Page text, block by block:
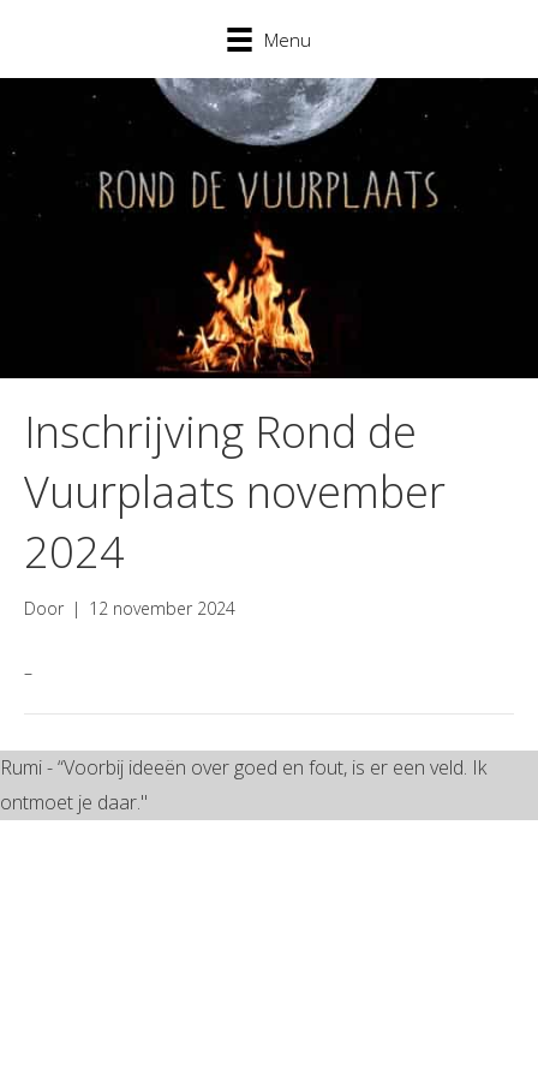
Menu
Inschrijving Rond de
Vuurplaats november
2024
Door | 12 november 2024
–
Rumi - “Voorbij ideeën over goed en fout, is er een veld. Ik
ontmoet je daar."